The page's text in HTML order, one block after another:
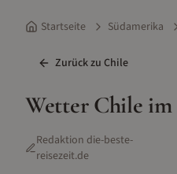
Startseite Südamerika
Zurück zu Chile
WetterChile im
Redaktion die-beste-
reisezeit.de